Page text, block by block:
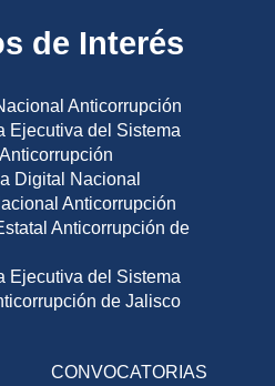
de Interés
Anticorrupción
Ejecutiva del Sistema
Digital Nacional
Anticorrupción
Anticorrupción de
Ejecutiva del Sistema
de Jalisco
CONVOCATORIAS